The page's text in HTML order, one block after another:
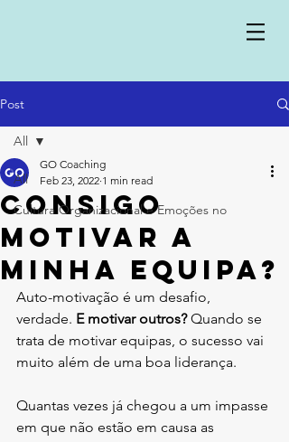
Post
All
Cultura Organizacional e Emoções no
All
Consigo
motivar a
minha equipa?
GO Coaching
Feb 23, 2022 1 min read
Auto-motivação é um desafio,
verdade. E motivar outros? Quando se
trata de motivar equipas, o sucesso vai
muito além de uma boa liderança.
Quantas vezes já chegou a um impasse
em que não estão em causa as